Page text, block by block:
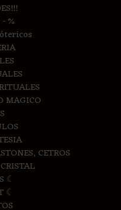
%
MAGICO
CETROS
☾
☾